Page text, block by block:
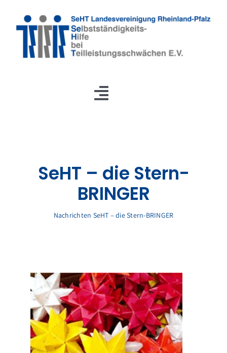
springen
Toggle
Downloads
SeHT – die Stern-
BRINGER
Nachrichten SeHT – die Stern-BRINGER